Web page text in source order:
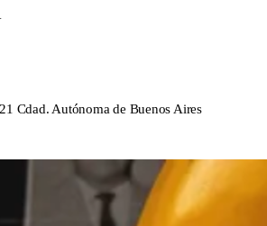
Cdad. Autónoma de Buenos Aires